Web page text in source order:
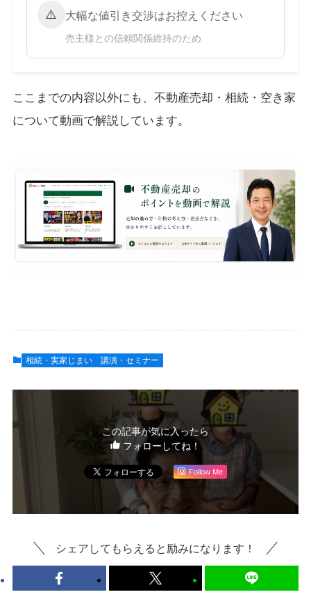
⚠️ 大幅な値引き交渉はお控えください
売主様との信頼関係維持のため
ここまでの内容以外にも、不動産売却・相続・空き家
について動画で解説しています。
相続・実家じまい 講演・セミナー
この記事が気に入ったら
フォローしてね！
Follow Me
シェアしてもらえると励みになります！